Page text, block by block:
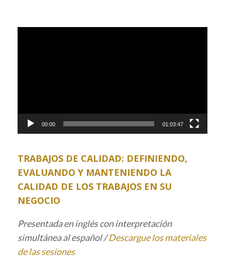
00:00 01:03:47
TRABAJOS DE CALIDAD: DEFINIENDO,
EVALUANDO Y MANTENIENDO LA
CALIDAD DE LOS TRABAJOS EN SU
NEGOCIO
Presentada en inglés con interpretación
simultánea al español /Descargue los materiales
de las sesiones